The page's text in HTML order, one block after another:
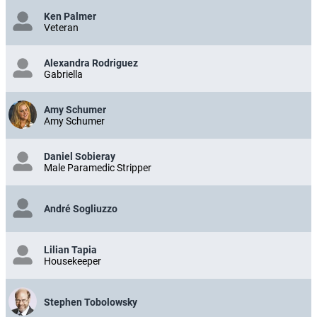
Ken Palmer
Veteran
Alexandra Rodriguez
Gabriella
Amy Schumer
Amy Schumer
Daniel Sobieray
Male Paramedic Stripper
André Sogliuzzo
Lilian Tapia
Housekeeper
Stephen Tobolowsky